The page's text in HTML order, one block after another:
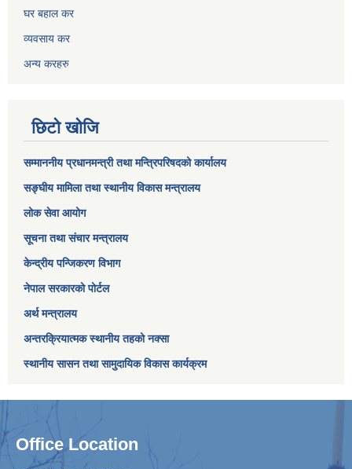
घर बहाल कर
व्यवसाय कर
अन्य करहरु
छिटो खोजि
सम्माननीय प्रधानमन्त्री तथा मन्त्रिपरिषद‌को कार्यालय
सङ्घीय मामिला तथा स्थानीय विकास मन्त्रालय
लोक सेवा आयोग
सूचना तथा संचार मन्त्रालय
केन्द्रीय पन्जिकरण विभाग
नेपाल सरकारको पोर्टल
अर्थ मन्त्रालय
अन्तरक्रियात्मक स्थानीय तहको नक्सा
स्थानीय सासन तथा सामुदायिक विकास कार्यक्रम
Office Location